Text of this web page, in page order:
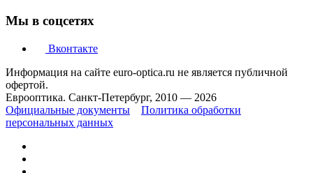
Мы в соцсетях
Вконтакте
Информация на сайте euro-optica.ru не является публичной
офертой.
Еврооптика. Санкт-Петербург, 2010 — 2026
Официальные документы
Политика обработки
персональных данных